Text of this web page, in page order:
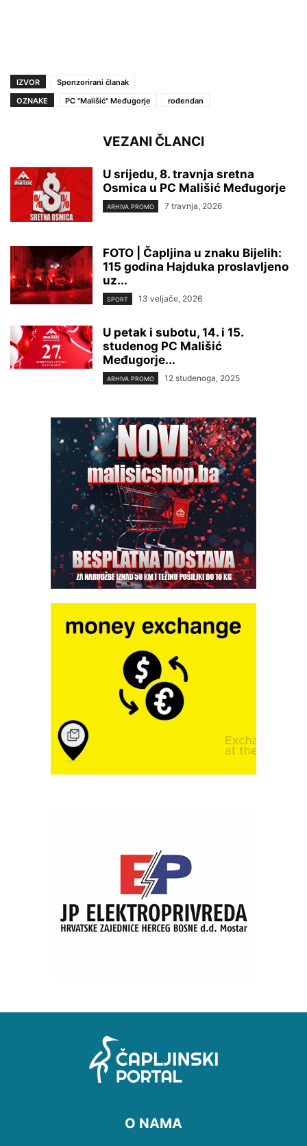
IZVOR
Sponzorirani članak
OZNAKE
PC ''Mališić'' Međugorje rođendan
VEZANI ČLANCI
U srijedu, 8. travnja sretna
Osmica u PC Mališić Međugorje
ARHIVA PROMO 7 travnja, 2026
FOTO | Čapljina u znaku Bijelih:
115 godina Hajduka proslavljeno
uz...
SPORT 13 veljače, 2026
U petak i subotu, 14. i 15.
studenog PC Mališić
Međugorje...
ARHIVA PROMO 12 studenoga, 2025
O NAMA